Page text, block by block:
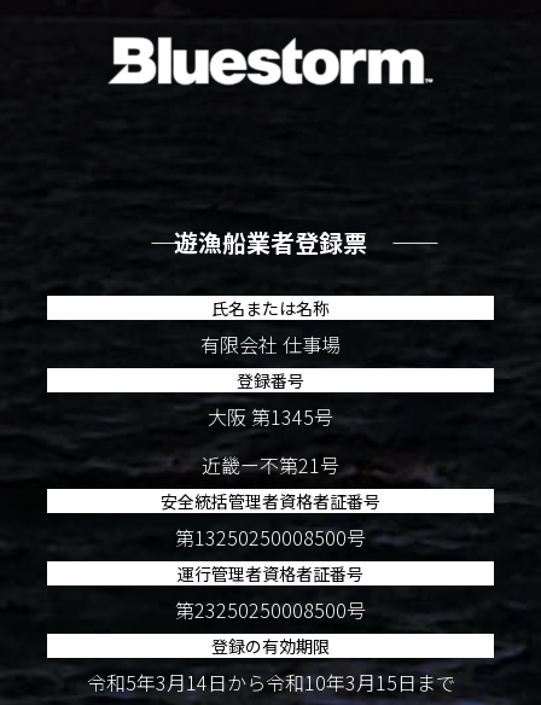
―― 遊漁船業者登録票 ――
氏名または名称
有限会社 仕事場
登録番号
大阪 第1345号
近畿ー不第21号
安全統括管理者資格者証番号
第13250250008500号
運行管理者資格者証番号
第23250250008500号
登録の有効期限
令和5年3月14日から令和10年3月15日まで